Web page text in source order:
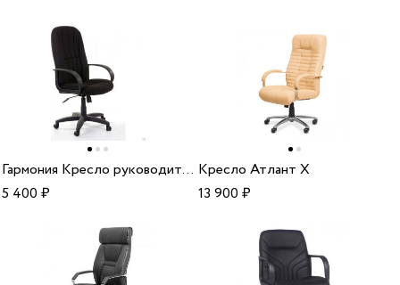
Гармония Кресло руководителя
5 400₽
Кресло Атлант X
13 900₽